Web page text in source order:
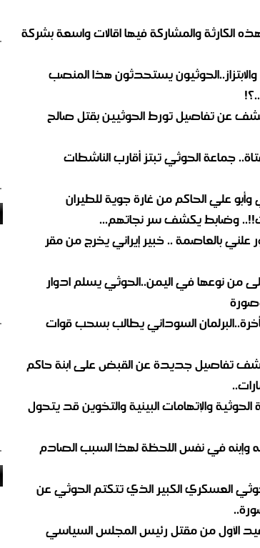
الكارثة والمشاركة فيها اقالات واسعة بشركة
يستحدثون هذا المنصب
تكشف عن تفاصيل تورط الحوثيين بقتل صالح
فتاة.. جماعة الحوثي تبتز أقارب الناشطات
علي الحاكم من غارة جوية للطيران
وضابط يكشف سر نجاتهم...
بالعاصمة .. خبير إيراني يخرج من مقر
من نوعها في اليمن..الحوثي يسلم ادوار
السوداني يطالب بسحب قوات
تفاصيل جديدة عن القبض على ابنة حاكم
الحوثية والإتهامات البينية والتخوين قد يتحول
وإبنه في نفس اللحظة لهذا السبب الصادم
العسكري الكبير الذي تتكتم الحوثي عن
الأول من مقتل رئيس المجلس السياسي